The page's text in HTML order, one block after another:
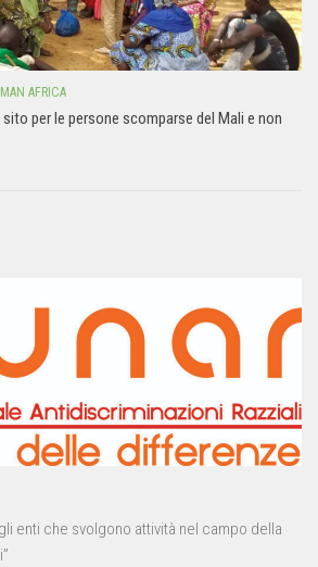
AFRICA
sito per le persone scomparse del Mali e non
enti che svolgono attività nel campo della